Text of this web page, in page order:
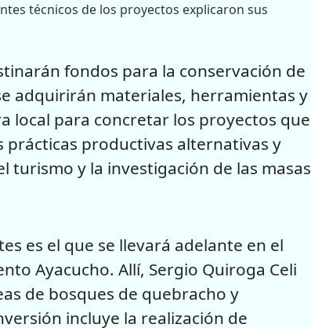
técnicos de los proyectos explicaron sus
fondos para la conservación de
adquirirán materiales, herramientas y
local para concretar los proyectos que
productivas alternativas y
y la investigación de las masas
es el que se llevará adelante en el
Ayacucho. Allí, Sergio Quiroga Celi
de bosques de quebracho y
incluye la realización de